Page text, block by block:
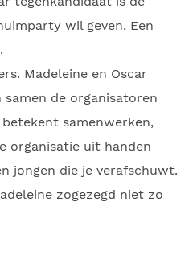
wil geven. Een
Madeleine en Oscar
de organisatoren
samenwerken,
organisatie uit handen
jongen die je verafschuwt.
zogezegd niet zo